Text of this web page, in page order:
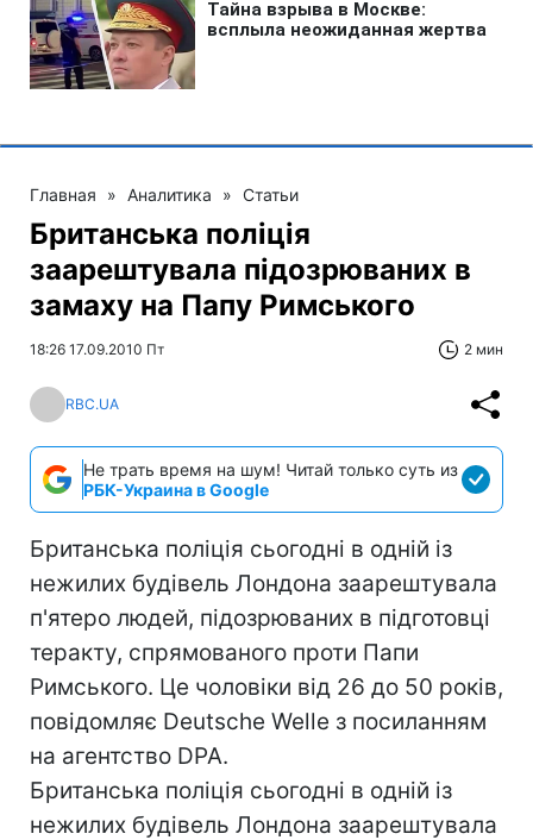
Главная » Аналитика » Статьи
Британська поліція
заарештувала підозрюваних в
замаху на Папу Римського
18:26 17.09.2010 Пт 2 мин
RBC.UA
Не трать время на шум! Читай только суть из
РБК-Украина в Google
Британська поліція сьогодні в одній із
нежилих будівель Лондона заарештувала
п'ятеро людей, підозрюваних в підготовці
теракту, спрямованого проти Папи
Римського. Це чоловіки від 26 до 50 років,
повідомляє Deutsche Welle з посиланням
на агентство DPA.
Британська поліція сьогодні в одній із
нежилих будівель Лондона заарештувала